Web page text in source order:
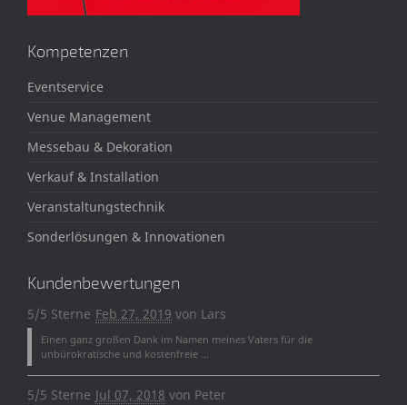
Kompetenzen
Eventservice
Venue Management
Messebau & Dekoration
Verkauf & Installation
Veranstaltungstechnik
Sonderlösungen & Innovationen
Kundenbewertungen
5/5 Sterne Feb 27, 2019 von Lars
Einen ganz großen Dank im Namen meines Vaters für die
unbürokratische und kostenfreie ...
5/5 Sterne Jul 07, 2018 von Peter